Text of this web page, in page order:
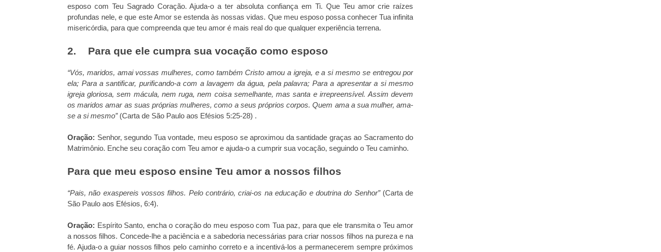
esposo com Teu Sagrado Coração. Ajuda-o a ter absoluta confiança em Ti. Que Teu amor crie raízes
profundas nele, e que este Amor se estenda às nossas vidas. Que meu esposo possa conhecer Tua infinita
misericórdia, para que compreenda que teu amor é mais real do que qualquer experiência terrena.
2. Para que ele cumpra sua vocação como esposo
“Vós, maridos, amai vossas mulheres, como também Cristo amou a igreja, e a si mesmo se entregou por
ela; Para a santificar, purificando-a com a lavagem da água, pela palavra; Para a apresentar a si mesmo
igreja gloriosa, sem mácula, nem ruga, nem coisa semelhante, mas santa e irrepreensível.Assim devem
os maridos amar as suas próprias mulheres, como a seus próprios corpos. Quem ama a sua mulher, ama-
se a si mesmo” (Carta de São Paulo aos Efésios 5:25-28) .
Oração: Senhor, segundo Tua vontade, meu esposo se aproximou da santidade graças ao Sacramento do
Matrimônio. Enche seu coração com Teu amor e ajuda-o a cumprir sua vocação, seguindo o Teu caminho.
Para que meu esposo ensine Teu amor a nossos filhos
“Pais, não exaspereis vossos filhos. Pelo contrário, criai-os na educação e doutrina do Senhor” (Carta de
São Paulo aos Efésios, 6:4).
Oração: Espírito Santo, encha o coração do meu esposo com Tua paz, para que ele transmita o Teu amor
a nossos filhos. Concede-lhe a paciência e a sabedoria necessárias para criar nossos filhos na pureza e na
fé. Ajuda-o a guiar nossos filhos pelo caminho correto e a incentivá-los a permanecerem sempre próximos